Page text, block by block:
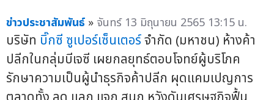
ข่าวประชาสัมพันธ์ » จันทร์ 13 มิถุนายน 2565 13:15 น.
บริษัท บิ๊กซี ซูเปอร์เซ็นเตอร์จำกัด (มหาชน) ห้างค้า
ปลีกในกลุ่มบีเจซี เผยกลยุทธ์ตอบโจทย์ผู้บริโภค
รักษาความเป็นผู้นำธุรกิจค้าปลีก ผุดแคมเปญการ